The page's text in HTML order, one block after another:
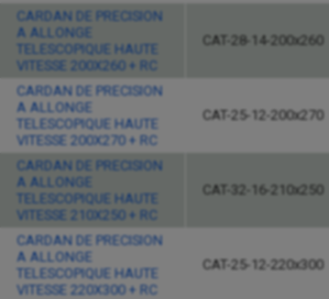
CARDAN DE PRECISION
A ALLONGE
TELESCOPIQUE HAUTE
VITESSE 200X260 + RC
CAT-28-14-200x260
CARDAN DE PRECISION
A ALLONGE
TELESCOPIQUE HAUTE
VITESSE 200X270 + RC
CAT-25-12-200x270
CARDAN DE PRECISION
A ALLONGE
TELESCOPIQUE HAUTE
VITESSE 210X250 + RC
CAT-32-16-210x250
CARDAN DE PRECISION
A ALLONGE
TELESCOPIQUE HAUTE
VITESSE 220X300 + RC
CAT-25-12-220x300